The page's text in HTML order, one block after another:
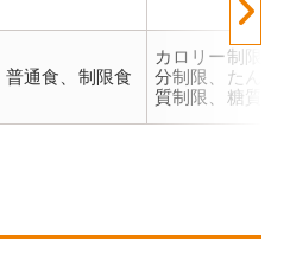
普通食、制限食
カロリー制限、塩
分制限、たんぱく
質制限、糖質制限